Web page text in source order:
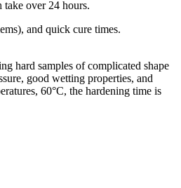
take over 24 hours.
and quick cure times.
hard samples of complicated shape
good wetting properties, and
60°C, the hardening time is